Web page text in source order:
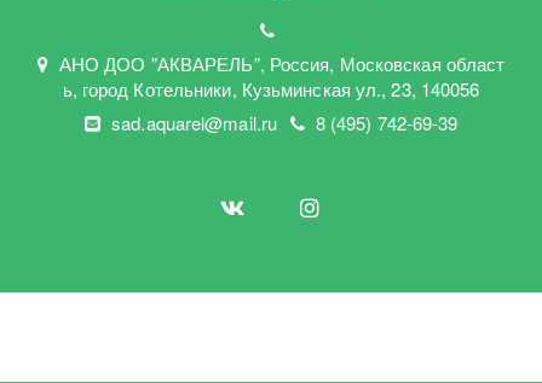
АНО ДОО "АКВАРЕЛЬ", Россия, Московская област
ь, город Котельники, Кузьминская ул.,23, 140056
sad.aquarel@mail.ru
8 (495) 742-69-39